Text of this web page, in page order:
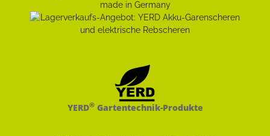
YERD®Gartentechnik-Produkte